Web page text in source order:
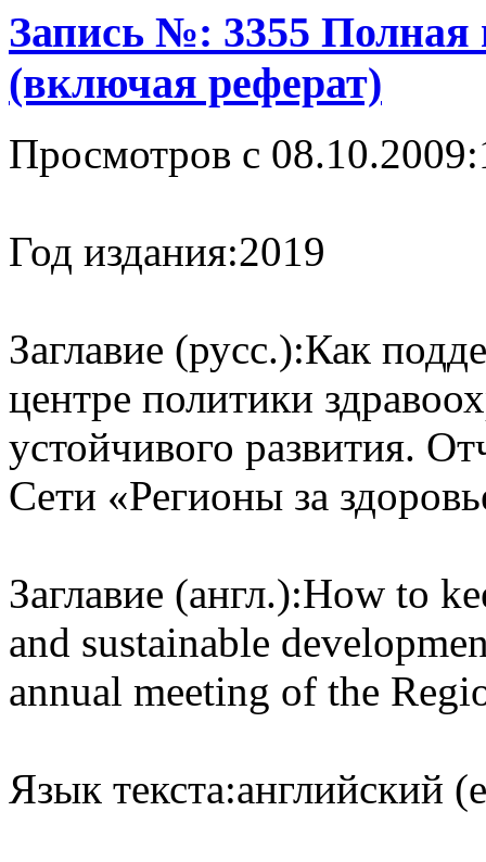
Запись №: 3355 Полная
(включая реферат)
Просмотров с 08.10.2009:
Год издания:2019
Заглавие (русс.):Как
центре политики
устойчивого развития.
Сети «Регионы за
Заглавие (англ.):How to
and sustainable
annual meeting of the
Язык текста:английский